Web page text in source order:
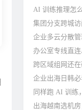
出海越南选机